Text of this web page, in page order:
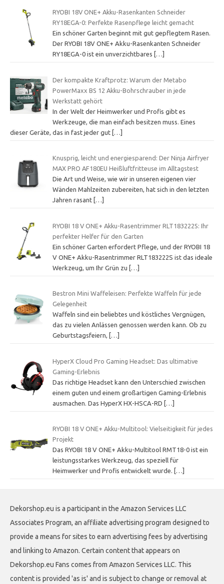
RYOBI 18V ONE+ Akku-Rasenkanten Schneider
RY18EGA-0: Perfekte Rasenpflege leicht gemacht
Ein schöner Garten beginnt mit gut gepflegtem Rasen.
Der RYOBI 18V ONE+ Akku-Rasenkanten Schneider
RY18EGA-0 ist ein unverzichtbares
[…]
Der kompakte Kraftprotz: Warum der Metabo
PowerMaxx BS 12 Akku-Bohrschrauber in jede
Werkstatt gehört
In der Welt der Heimwerker und Profis gibt es
Werkzeuge, die man einfach besitzen muss. Eines
dieser Geräte, das in fast jeder gut […]
Knusprig, leicht und energiesparend: Der Ninja Airfryer
MAX PRO AF180EU Heißluftfritteuse im Alltagstest
Die Art und Weise, wie wir in unseren eigenen vier
Wänden Mahlzeiten zubereiten, hat sich in den letzten
Jahren rasant […]
RYOBI 18 V ONE+ Akku-Rasentrimmer RLT183222S: Ihr
perfekter Helfer für den Garten
Ein schöner Garten erfordert Pflege, und der RYOBI 18
V ONE+ Akku-Rasentrimmer RLT183222S ist das ideale
Werkzeug, um Ihr Grün zu […]
Bestron Mini Waffeleisen: Perfekte Waffeln für jede
Gelegenheit
Waffeln sind ein beliebtes und köstliches Vergnügen,
das zu vielen Anlässen genossen werden kann. Ob zu
Geburtstagsfeiern,
[…]
HyperX Cloud Pro Gaming Headset: Das ultimative
Gaming-Erlebnis
Das richtige Headset kann den Unterschied zwischen
einem guten und einem großartigen Gaming-Erlebnis
ausmachen. Das HyperX HX-HSCA-RD […]
RYOBI 18 V ONE+ Akku-Multitool: Vielseitigkeit für jedes
Projekt
Das RYOBI 18 V ONE+ Akku-Multitool RMT18-0 ist ein
leistungsstarkes Werkzeug, das speziell für
Heimwerker und Profis entwickelt wurde.
[…]
Dekorshop.eu is a participant in the Amazon Services LLC
Associates Program, an affiliate advertising program designed to
provide a means for sites to earn advertising fees by advertising
and linking to Amazon. Certain content that appears on
Dekorshop.eu Fans comes from Amazon Services LLC. This
content is provided 'as is' and is subject to change or removal at